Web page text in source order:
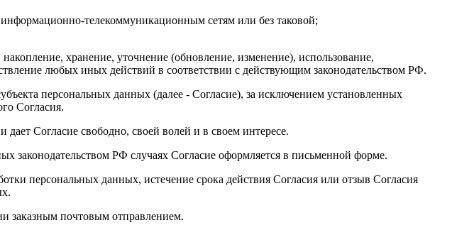
телекоммуникационным сетям или без таковой;
хранение, уточнение (обновление, изменение), использование,
любых иных действий в соответствии с действующим законодательством РФ.
персональных данных (далее - Согласие), за исключением установленных
Согласия.
Согласие свободно, своей волей и в своем интересе.
законодательством РФ случаях Согласие оформляется в письменной форме.
персональных данных, истечение срока действия Согласия или отзыв Согласия
заказным почтовым отправлением.